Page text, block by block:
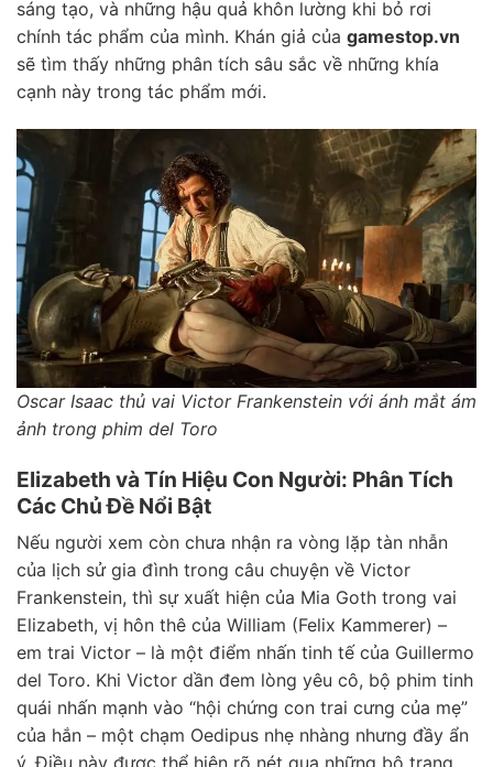
sáng tạo, và những hậu quả khôn lường khi bỏ rơi
chính tác phẩm của mình. Khán giả của gamestop.vn
sẽ tìm thấy những phân tích sâu sắc về những khía
cạnh này trong tác phẩm mới.
Oscar Isaac thủ vai Victor Frankenstein với ánh mắt ám
ảnh trong phim del Toro
Elizabeth và Tín Hiệu Con Người: Phân Tích
Các Chủ Đề Nổi Bật
Nếu người xem còn chưa nhận ra vòng lặp tàn nhẫn
của lịch sử gia đình trong câu chuyện về Victor
Frankenstein, thì sự xuất hiện của Mia Goth trong vai
Elizabeth, vị hôn thê của William (Felix Kammerer) –
em trai Victor – là một điểm nhấn tinh tế của Guillermo
del Toro. Khi Victor dần đem lòng yêu cô, bộ phim tinh
quái nhấn mạnh vào “hội chứng con trai cưng của mẹ”
của hắn – một chạm Oedipus nhẹ nhàng nhưng đầy ẩn